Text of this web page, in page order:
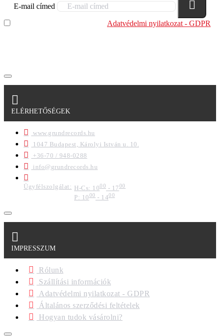
E-mail címed
Adatvédelmi nyilatkozat - GDPR
ELÉRHETŐSÉGEK
www.grundrecords.hu
1047 Budapest, Károlyi István u. 10.
+36-70 / 948-0288
info@grundrecords.hu
Ügyfélszolgálat: H-Cs: 1000 - 1700
P: 1000- 1400
IMPRESSZUM
Rólunk
Szállítási információk
Adatvédelmi nyilatkozat - GDPR
Általános szerződési feltételek
Hogyan tudok vásárolni?